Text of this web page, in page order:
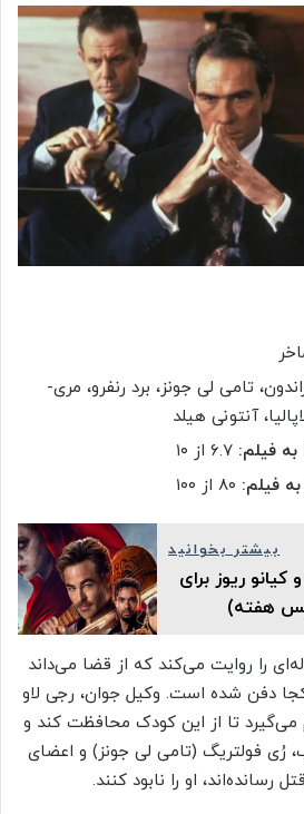
تامی لی جونز، برد رنفرو، مری-
آنتونی هیلد
به فیلم:
بیشتر بخوانید
ریوز برای
هفته)
قصه‌ی پسرک ۱۱ ساله‌ای را روایت می‌کند که از قضا می‌داند
دفن شده است. وکیل جوان، رجی لاو
می‌گیرد تا از این کودک محافظت کند و
رُی فولتریگ (تامی لی جونز) و اعضای
رسانده‌اند، او را نابود کنند.